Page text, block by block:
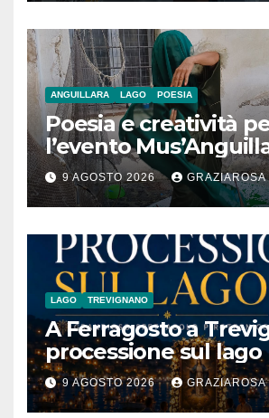
ANGUILLARA LAGO POESIA
Poesia e creatività
l’evento
agosto 2026 al
Contadino
9 AGOSTO 2026 GRAZIAROSA
LAGO TREVIGNANO
A Ferragosto a
processione sul lago
9 AGOSTO 2026